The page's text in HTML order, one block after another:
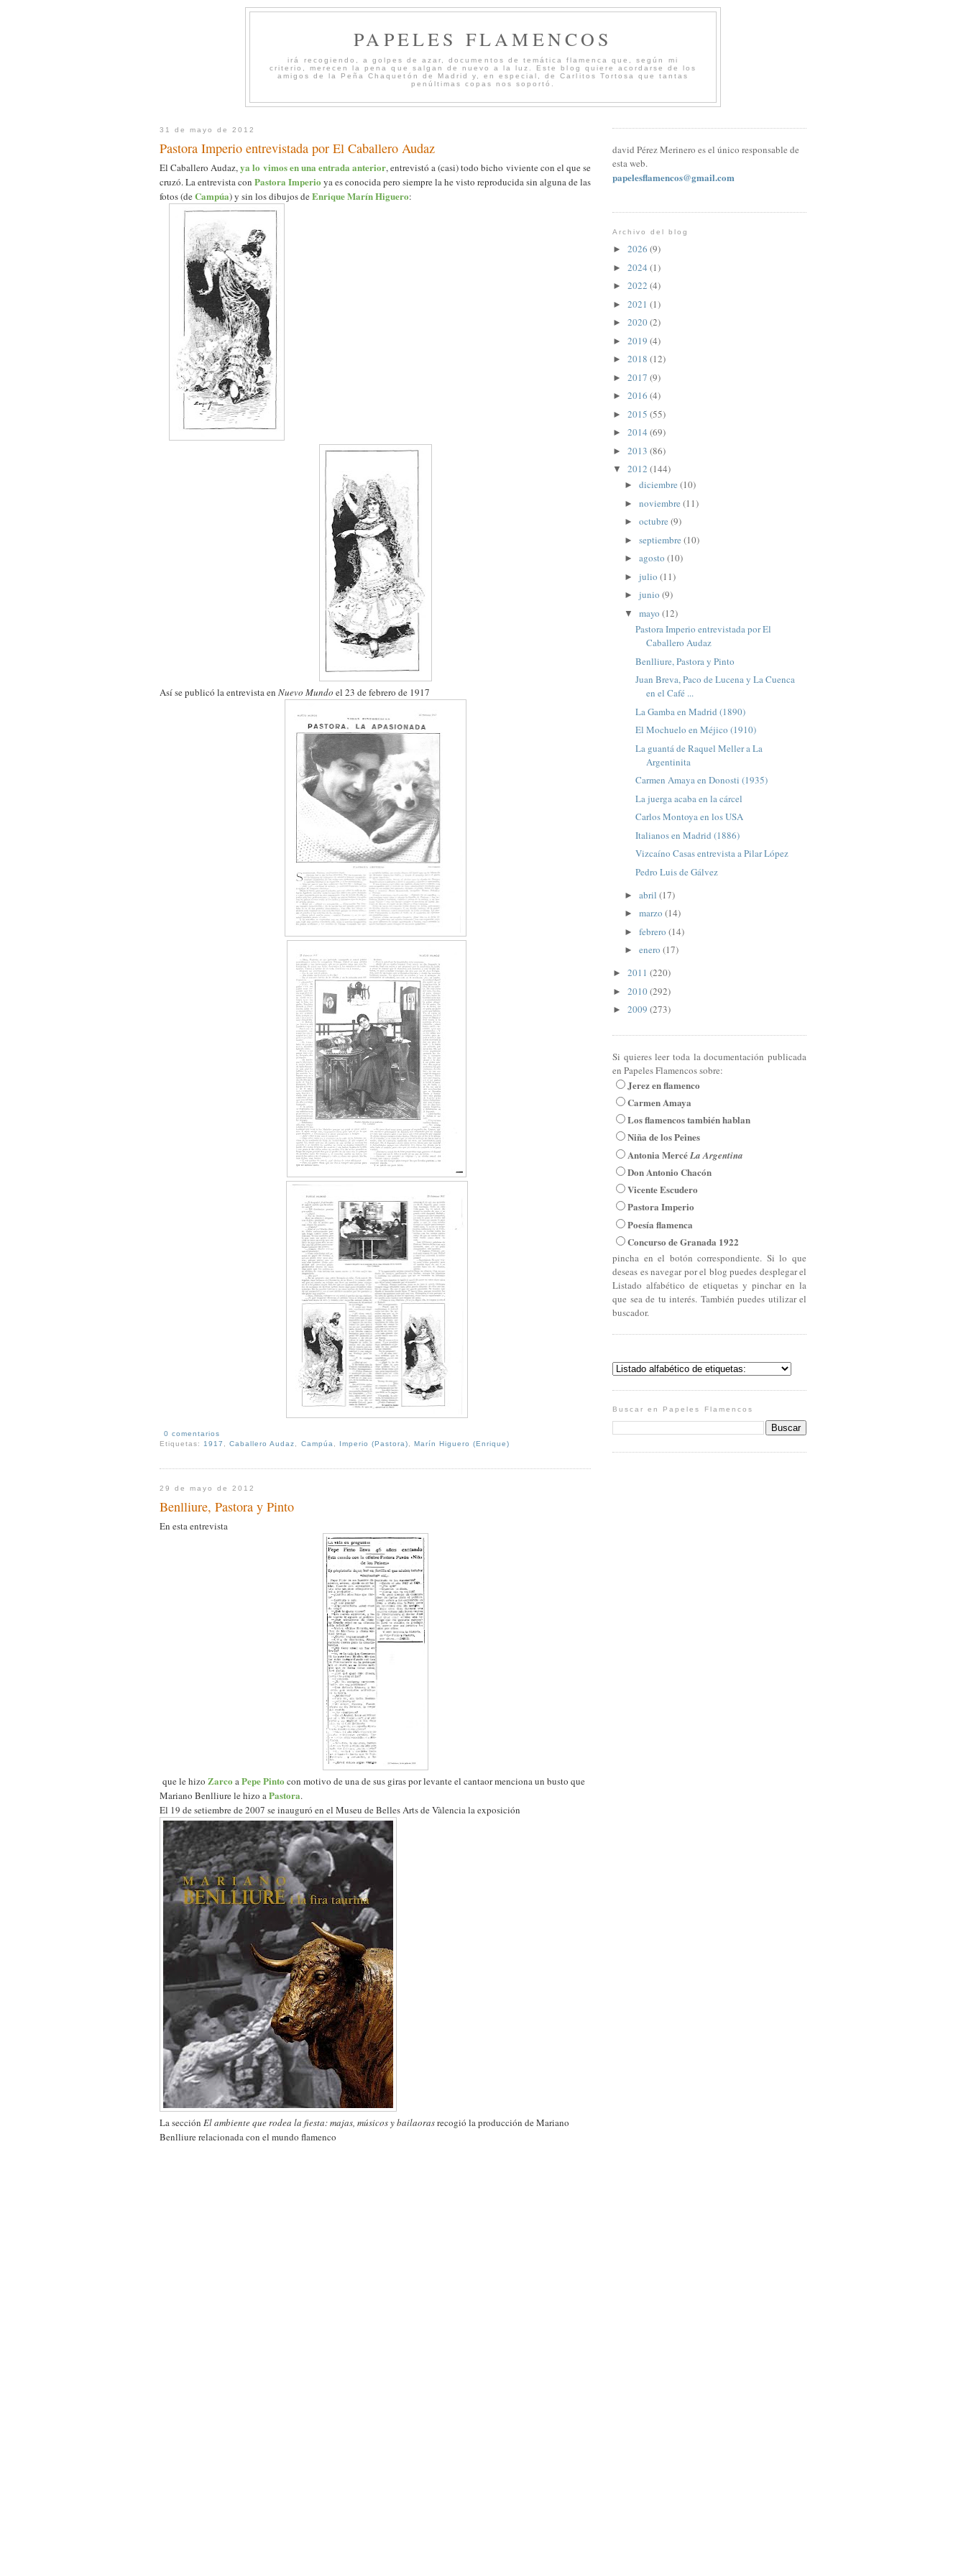
PAPELES FLAMENCOS
irá recogiendo, a golpes de azar, documentos de temática flamenca que, según mi
criterio, merecen la pena que salgan de nuevo a la luz. Este blog quiere acordarse de los
amigos de la Peña Chaquetón de Madrid y, en especial, de Carlitos Tortosa que tantas
penúltimas copas nos soportó.
31 de mayo de 2012
Pastora Imperio entrevistada por El Caballero Audaz
El Caballero Audaz,ya lo vimos en una entrada anterior, entrevistó a (casi) todo bicho viviente con el que se
cruzó. La entrevista con Pastora Imperio ya es conocida pero siempre la he visto reproducida sin alguna de las
fotos (deCampúa) y sin los dibujos deEnrique Marín Higuero:
Así se publicó la entrevista en Nuevo Mundo el 23 de febrero de 1917
0 comentarios
Etiquetas: 1917 ,Caballero Audaz Campúa Imperio (Pastora) Marín Higuero (Enrique)
29 de mayo de 2012
Benlliure, Pastora y Pinto
En esta entrevista
que le hizo Zarco aPepe Pinto con motivo de una de sus giras por levante el cantaor menciona un busto que
Mariano Benlliure le hizo aPastora.
El 19 de setiembre de 2007 se inauguró en el Museu de Belles Arts de Vàlencia la exposición
La sección El ambiente que rodea la fiesta: majas, músicos y bailaorasrecogió la producción de Mariano
Benlliure relacionada con el mundo flamenco
david Pérez Merinero es el único responsable de
esta web.
papelesflamencos@gmail.com
Archivo del blog
► 2026 (9)
► 2024 (1)
► 2022 (4)
► 2021 (1)
► 2020(2)
► 2019 (4)
► 2018 (12)
► 2017 (9)
► 2016 (4)
► 2015 (55)
► 2014 (69)
► 2013 (86)
▼ 2012 (144)
► diciembre (10)
► noviembre (11)
► octubre (9)
► septiembre (10)
► agosto (10)
► julio (11)
► junio (9)
▼ mayo (12)
Pastora Imperio entrevistada por El
Caballero Audaz
Benlliure, Pastora y Pinto
Juan Breva, Paco de Lucena y La Cuenca
en el Café ...
La Gamba en Madrid (1890)
El Mochuelo en Méjico (1910)
La guantá de Raquel Meller a La
Argentinita
Carmen Amaya en Donosti (1935)
La juerga acaba en la cárcel
Carlos Montoya en los USA
Italianos en Madrid (1886)
Vizcaíno Casas entrevista a Pilar López
Pedro Luis de Gálvez
► abril (17)
► marzo (14)
► febrero (14)
► enero (17)
► 2011 (220)
► 2010(292)
► 2009 (273)
Si quieres leer toda la documentación publicada
en Papeles Flamencos sobre:
Jerez en flamenco
Carmen Amaya
Los flamencos también hablan
Niña de los Peines
Antonia MercéLa Argentina
Don Antonio Chacón
Vicente Escudero
Pastora Imperio
Poesía flamenca
Concurso de Granada 1922
pincha en el botón correspondiente. Si lo que
deseas es navegar por el blog puedes desplegar el
Listado alfabético de etiquetas y pinchar en la
que sea de tu interés. También puedes utilizar el
buscador.
Buscar en Papeles Flamencos